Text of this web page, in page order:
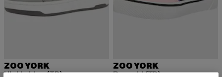
ZOO YORK
Highbridge (TD)
ZOO YORK
Pyramid (TD)